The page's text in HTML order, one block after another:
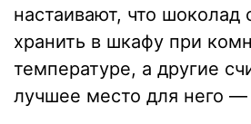
настаивают, что шоколад
хранить в шкафу при
температуре, а другие
лучшее место для него —